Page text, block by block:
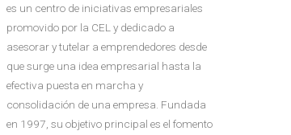
es un centro de iniciativas empresariales
promovido por la CEL y dedicado a
asesorar y tutelar a emprendedores desde
que surge una idea empresarial hasta la
efectiva puesta en marcha y
consolidación de una empresa. Fundada
en 1997, su objetivo principal es el fomento